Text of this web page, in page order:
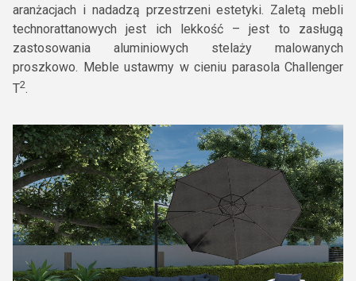
aranżacjach i nadadzą przestrzeni estetyki. Zaletą mebli
technorattanowych jest ich lekkość – jest to zasługą
zastosowania aluminiowych stelaży malowanych
proszkowo. Meble ustawmy w cieniu parasola Challenger
T2.